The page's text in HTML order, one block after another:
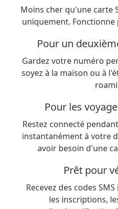
Moins cher qu'une carte
uniquement.
Pour un
Gardez votre numéro
soyez à la maison ou à
Pour les
Restez connecté
instantanément à votre
avoir besoin d'une
Prêt pour
Recevez des codes
les inscriptions,